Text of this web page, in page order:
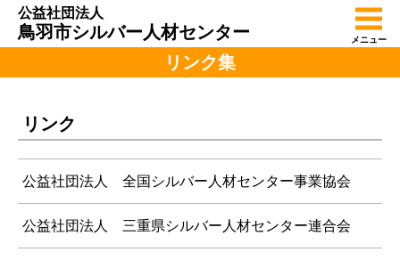
公益社団法人
鳥羽市シルバー人材センター メニュー
リンク集
リンク
公益社団法人 全国シルバー人材センター事業協会
公益社団法人 三重県シルバー人材センター連合会